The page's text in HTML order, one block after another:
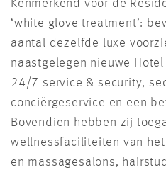
Kenmerkend voor de
‘white glove treatment’:
aantal dezelfde luxe
naastgelegen nieuwe
24/7 service & security,
conciërgeservice en een
Bovendien hebben zij
wellnessfaciliteiten van
en massagesalons,